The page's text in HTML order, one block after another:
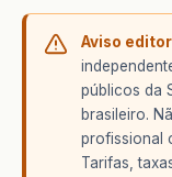
Aviso
públicos da
brasileiro.
profissional
Tarifas,